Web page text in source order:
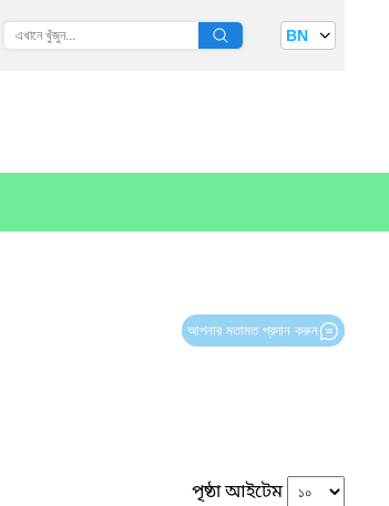
BN
আপনার মতামত প্রদান করুন
পৃষ্ঠা আইটেম